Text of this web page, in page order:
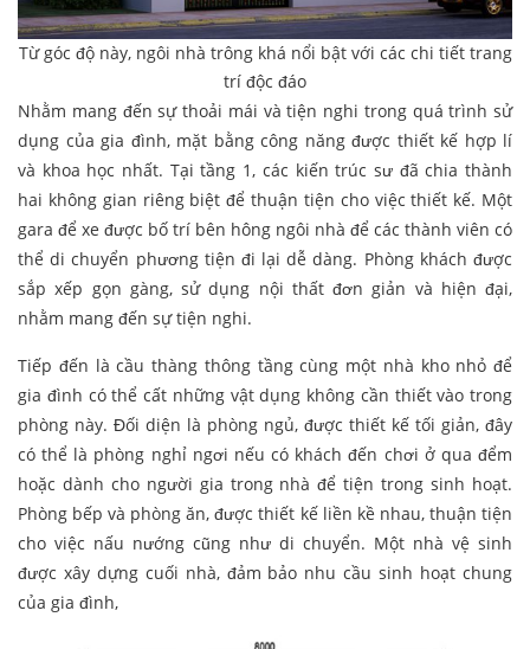
Từ góc độ này, ngôi nhà trông khá nổi bật với các chi tiết trang
trí độc đáo
Nhằm mang đến sự thoải mái và tiện nghi trong quá trình sử
dụng của gia đình, mặt bằng công năng được thiết kế hợp lí
và khoa học nhất. Tại tầng 1, các kiến trúc sư đã chia thành
hai không gian riêng biệt để thuận tiện cho việc thiết kế. Một
gara để xe được bố trí bên hông ngôi nhà để các thành viên có
thể di chuyển phương tiện đi lại dễ dàng. Phòng khách được
sắp xếp gọn gàng, sử dụng nội thất đơn giản và hiện đại,
nhằm mang đến sự tiện nghi.
Tiếp đến là cầu thàng thông tầng cùng một nhà kho nhỏ để
gia đình có thể cất những vật dụng không cần thiết vào trong
phòng này. Đối diện là phòng ngủ, được thiết kế tối giản, đây
có thể là phòng nghỉ ngơi nếu có khách đến chơi ở qua đểm
hoặc dành cho người gia trong nhà để tiện trong sinh hoạt.
Phòng bếp và phòng ăn, được thiết kế liền kề nhau, thuận tiện
cho việc nấu nướng cũng như di chuyển. Một nhà vệ sinh
được xây dựng cuối nhà, đảm bảo nhu cầu sinh hoạt chung
của gia đình,